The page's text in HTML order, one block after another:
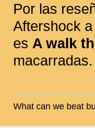
Por las
Aftershock
es A walk
macarradas.
What can we beat